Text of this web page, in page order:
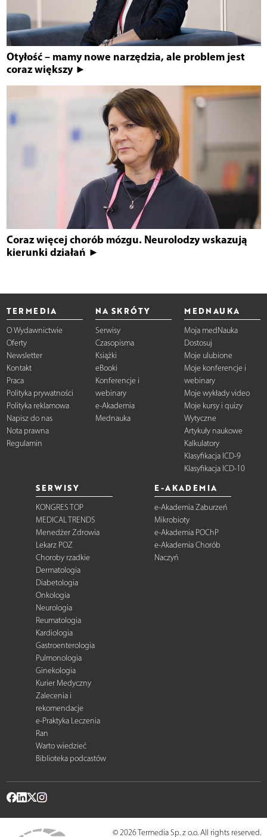
Otyłość – mamy nowe narzędzia, ale problem jest
coraz większy ►
Coraz więcej chorób mózgu. Neurolodzy wskazują
kierunki działań ►
TERMEDIA
O Wydawnictwie
Oferty
Newsletter
Kontakt
Praca
Polityka prywatności
Polityka reklamowa
Napisz do nas
Nota prawna
Regulamin
NA SKRÓTY
Serwisy
Czasopisma
Książki
eBooki
Konferencje i
webinary
e-Akademia
Mednauka
MEDNAUKA
Moja medNauka
Dostosuj
Moje ulubione
Moje konferencje i
webinary
Moje wykłady video
Moje kursy i quizy
Wytyczne
Artykuły naukowe
Kalkulatory
Klasyfikacja ICD-9
Klasyfikacja ICD-10
SERWISY
KONGRES TOP
MEDICAL TRENDS
Menedżer Zdrowia
Lekarz POZ
Choroby rzadkie
Dermatologia
Diabetologia
Onkologia
Neurologia
Reumatologia
Kardiologia
Gastroenterologia
Pulmonologia
Ginekologia
Kurier Medyczny
Zalecenia i
rekomendacje
e-Praktyka Leczenia
Ran
Warto wiedzieć
Biblioteka podcastów
E-AKADEMIA
e-Akademia Zaburzeń
Mikrobioty
e-Akademia POChP
e-Akademia Chorób
Naczyń
© 2026 Termedia Sp. z o.o. All rights reserved.